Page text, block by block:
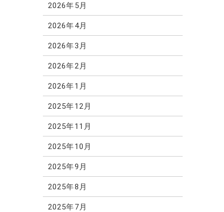
2026年5月
2026年4月
2026年3月
2026年2月
2026年1月
2025年12月
2025年11月
2025年10月
2025年9月
2025年8月
2025年7月